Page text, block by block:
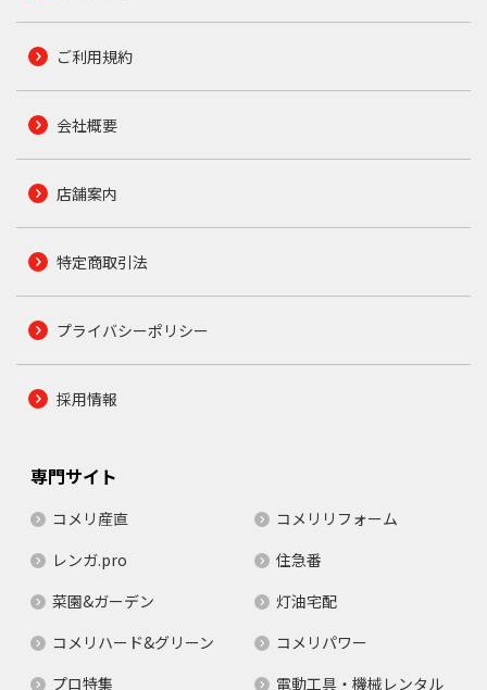
ご利用規約
会社概要
店舗案内
特定商取引法
プライバシーポリシー
採用情報
専門サイト
コメリ産直
コメリリフォーム
レンガ.pro
住急番
菜園&ガーデン
灯油宅配
コメリハード&グリーン
コメリパワー
プロ特集
電動工具・機械レンタル